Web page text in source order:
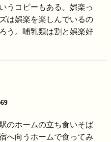
うコピーもある。娯楽っ
は娯楽を楽しんでいるの
う。哺乳類は割と娯楽好
のホームの立ち食いそば
へ向うホームで食ってみ